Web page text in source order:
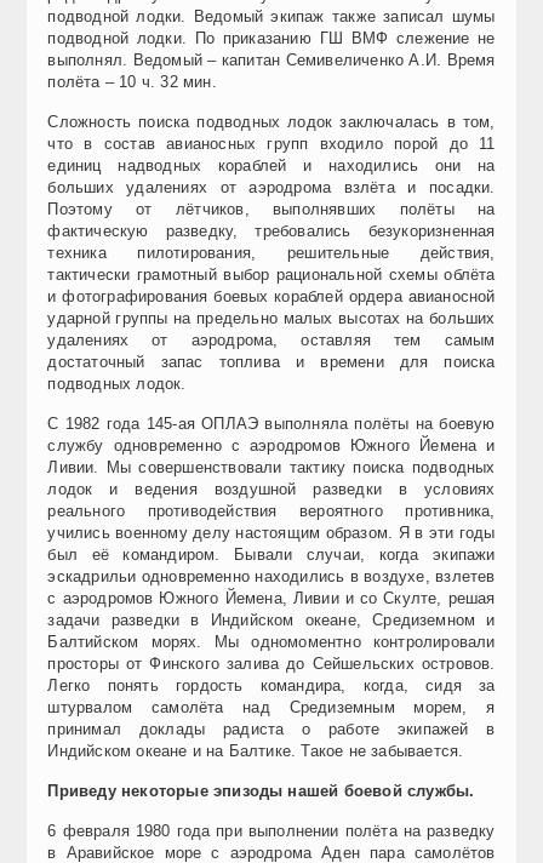
подводной лодки. Ведомый экипаж также записал шумы
подводной лодки. По приказанию ГШ ВМФ слежение не
выполнял. Ведомый – капитан Семивеличенко А.И. Время
полёта – 10 ч. 32 мин.
Сложность поиска подводных лодок заключалась в том,
что в состав авианосных групп входило порой до 11
единиц надводных кораблей и находились они на
больших удалениях от аэродрома взлёта и посадки.
Поэтому от лётчиков, выполнявших полёты на
фактическую разведку, требовались безукоризненная
техника пилотирования, решительные действия,
тактически грамотный выбор рациональной схемы облёта
и фотографирования боевых кораблей ордера авианосной
ударной группы на предельно малых высотах на больших
удалениях от аэродрома, оставляя тем самым
достаточный запас топлива и времени для по­иска
подводных лодок.
С 1982 года 145-ая ОПЛАЭ выполняла полёты на боевую
службу одновременно с аэродромов Южного Йемена и
Ливии. Мы совершенствовали тактику поиска подводных
лодок и ведения воздушной разведки в условиях
реального противодействия вероятного противника,
учились военному делу настоящим образом. Я в эти годы
был её командиром. Бывали случаи, когда экипажи
эскадрильи одновременно находились в воздухе, взлетев
с аэродромов Южного Йемена, Ливии и со Скулте, решая
задачи разведки в Индийском океане, Средиземном и
Балтийском морях. Мы одномоментно контролировали
просторы от Финского залива до Сейшельских островов.
Легко понять гордость командира, когда, сидя за
штурвалом самолёта над Средиземным морем, я
принимал доклады радиста о работе экипажей в
Индийском океане и на Балтике. Такое не забывается.
Приведу некоторые эпизоды нашей боевой службы.
6 февраля 1980 года при выполнении полёта на разведку
в Аравийское море с аэродрома Аден пара самолётов